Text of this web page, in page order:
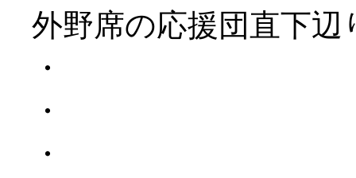
外野席の応援団直下辺
・
・
・